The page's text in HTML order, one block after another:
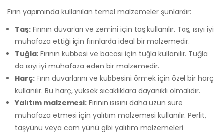
Fırın yapımında kullanılan temel malzemeler şunlardır:
Taş: Fırının duvarları ve zemini için taş kullanılır. Taş, ısıyı iyi
muhafaza ettiği için fırınlarda ideal bir malzemedir.
Tuğla: Fırının kubbesi ve bacası için tuğla kullanılır. Tuğla
da ısıyı iyi muhafaza eden bir malzemedir.
Harç: Fırın duvarlarını ve kubbesini örmek için özel bir harç
kullanılır. Bu harç, yüksek sıcaklıklara dayanıklı olmalıdır.
Yalıtım malzemesi: Fırının ısısını daha uzun süre
muhafaza etmesi için yalıtım malzemesi kullanılır. Perlit,
taşyünü veya cam yünü gibi yalıtım malzemeleri